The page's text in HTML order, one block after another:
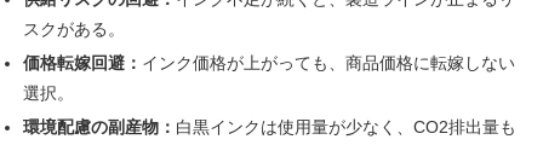
スクがある。
価格転嫁回避： インク価格が上がっても、商品価格に転嫁しない
選択。
環境配慮の副産物： 白黒インクは使用量が少なく、CO2排出量も